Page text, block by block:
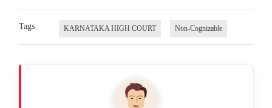
Tags KARNATAKA HIGH COURT Non-Cognizable